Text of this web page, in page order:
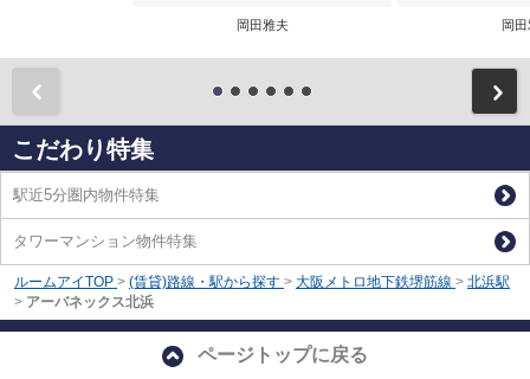
岡田雅夫 岡
こだわり特集
駅近5分圏内物件特集
タワーマンション物件特集
ルームアイTOP > (賃貸)路線・駅から探す > 大阪メトロ地下鉄堺筋線 > 北浜駅
> アーバネックス北浜
ページトップに戻る